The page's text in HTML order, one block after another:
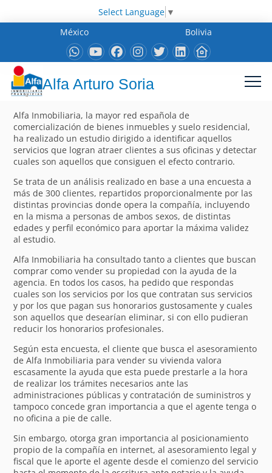
Select Language ▼
México
Bolivia
Alfa Arturo Soria
Alfa Inmobiliaria, la mayor red española de
comercialización de bienes inmuebles y suelo residencial,
ha realizado un estudio dirigido a identificar aquellos
servicios que logran atraer clientes a sus oficinas y detectar
cuales son aquellos que consiguen el efecto contrario.
Se trata de un análisis realizado en base a una encuesta a
más de 300 clientes, repartidos proporcionalmente por las
distintas provincias donde opera la compañía, incluyendo
en la misma a personas de ambos sexos, de distintas
edades y perfil económico para aportar la máxima validez
al estudio.
Alfa Inmobiliaria ha consultado tanto a clientes que buscan
comprar como vender su propiedad con la ayuda de la
agencia. En todos los casos, ha pedido que respondas
cuales son los servicios por los que contratan sus servicios
y por los que pagan sus honorarios gustosamente y cuales
son aquellos que desearían eliminar, si con ello pudieran
reducir los honorarios profesionales.
Según esta encuesta, el cliente que busca el asesoramiento
de Alfa Inmobiliaria para vender su vivienda valora
escasamente la ayuda que esta puede prestarle a la hora
de realizar los trámites necesarios ante las
administraciones públicas y contratación de suministros y
tampoco concede gran importancia a que el agente tenga o
no oficina a pie de calle.
Sin embargo, otorga gran importancia al posicionamiento
propio de la compañía en internet, al asesoramiento legal y
fiscal que le aporte el agente desde el comienzo del servicio